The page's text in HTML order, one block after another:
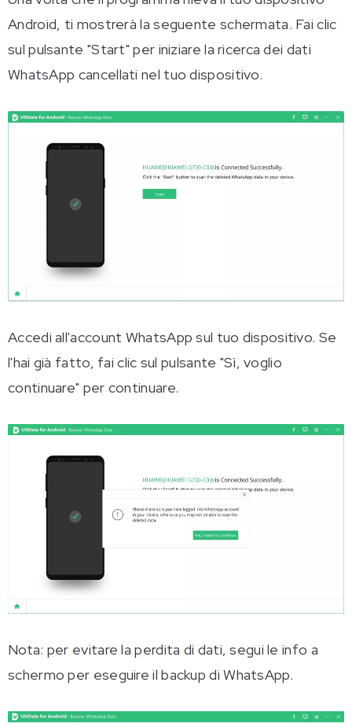
Android, ti mostrerà la seguente schermata. Fai clic
sul pulsante "Start" per iniziare la ricerca dei dati
WhatsApp cancellati nel tuo dispositivo.
Accedi all'account WhatsApp sul tuo dispositivo. Se
l'hai già fatto, fai clic sul pulsante "Sì, voglio
continuare" per continuare.
Nota: per evitare la perdita di dati, segui le info a
schermo per eseguire il backup di WhatsApp.